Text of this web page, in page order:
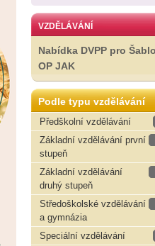
VZDĚLÁVÁNÍ
Nabídka DVPP pro
OP JAK
Podle typu vzdělávání
Předškolní vzdělávání
Základní vzdělávání první
stupeň
Základní vzdělávání
druhý stupeň
Středoškolské vzdělávání
a gymnázia
Speciální vzdělávání